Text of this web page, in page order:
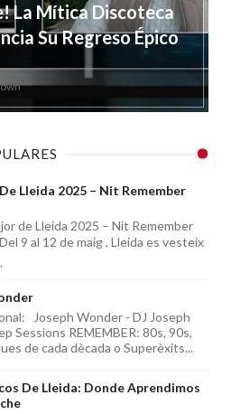
La Mítica Discoteca
Su Regreso Épico
Lleida 2025 – Nit Remember
de Lleida 2025 – Nit Remember
9 al 12 de maig , Lleida es vesteix
Joseph Wonder - DJ Joseph
Sessions REMEMBER: 80s, 90s,
de cada dècada o Superèxits...
De Lleida: Donde Aprendimos